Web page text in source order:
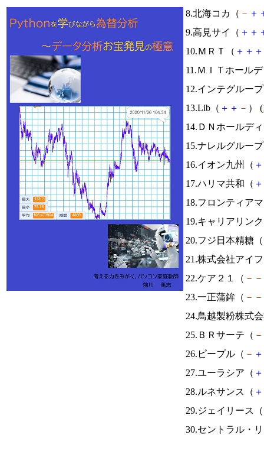
8.北海コカ（ － ＋
9.高見サイ（ ＋ ＋
10.ＭＲＴ（ ＋ ＋ ＋
11.ＭＩＴホール
12.インテグルー
13.Lib（ ＋ ＋ － ） (
14.ＤＮホールデ
15.ナレルグルー
16.イオン九州（ ＋
17.ハリマ共和（ ＋
18.フロンティア
19.キャリアリン
20.フジ日本精糖（
21.株式会社アイ
22.ケア２１（ － －
23.一正蒲鉾（ － －
24.鳥越製粉株式
25.ＢＲサーテ（ －
26.ピープル（ － ＋
27.ユーラシア（ ＋
28.ルネサンス（ ＋
29.ジェイリース（
30.セントラル・